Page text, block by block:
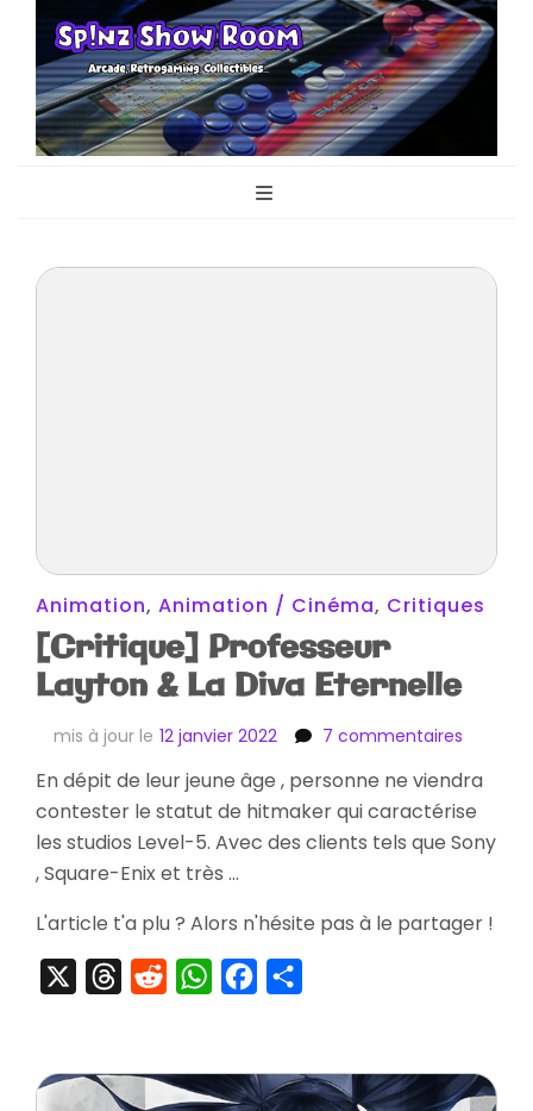
Sp!nz Show
Room
Animation, Animation / Cinéma, Critiques
[Critique] Professeur
Layton & La Diva Eternelle
mis à jour le 12 janvier 2022 7 commentaires
Layton
&
En dépit de leur jeune âge , personne ne viendra
contester le statut de hitmaker qui caractérise
les studios Level-5. Avec des clients tels que Sony
, Square-Enix et très …
L'article t'a plu ? Alors n'hésite pas à le partager !
ThreadsRedditWhatsAppFacebook